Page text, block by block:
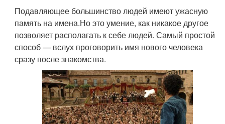
Подавляющее большинство людей имеют ужасную
память на имена.Но это умение, как никакое другое
позволяет располагать к себе людей. Самый простой
способ — вслух проговорить имя нового человека
сразу после знакомства.